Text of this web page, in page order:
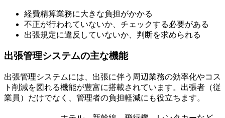
経費精算業務に大きな負担がかかる
不正が行われていないか、チェックする必要がある
出張規定に違反していないか、判断を求められる
出張管理システムの主な機能
出張管理システムには、出張に伴う周辺業務の効率化やコス
ト削減を図れる機能が豊富に搭載されています。出張者（従
業員）だけでなく、管理者の負担軽減にも役立ちます。